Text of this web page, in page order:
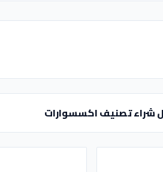
شراء تصنيف اكسسوارات